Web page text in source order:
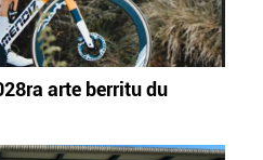
arte berritu du